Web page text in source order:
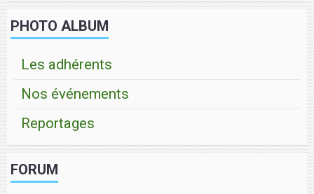
PHOTO ALBUM
Les adhérents
Nos événements
Reportages
FORUM